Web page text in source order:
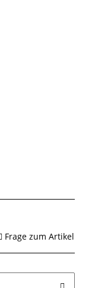
Frage zum Artikel